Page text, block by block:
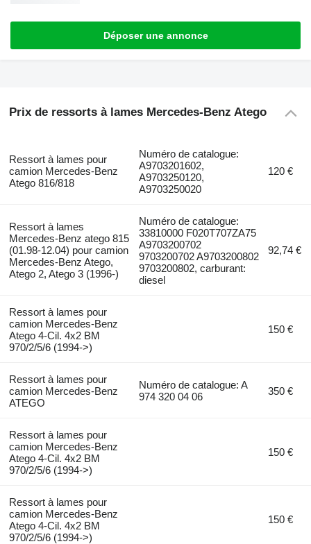
Déposer une annonce
Prix de ressorts à lames Mercedes-Benz Atego
Ressort à lames pour
camion Mercedes-Benz
Atego 816/818
Numéro de catalogue:
A9703201602,
A9703250120,
A9703250020
120 €
Ressort à lames
Mercedes-Benz atego 815
(01.98-12.04) pour camion
Mercedes-Benz Atego,
Atego 2, Atego 3 (1996-)
Numéro de catalogue:
33810000 F020T707ZA75
A9703200702
9703200702 A9703200802
9703200802, carburant:
diesel
92,74 €
Ressort à lames pour
camion Mercedes-Benz
Atego 4-Cil. 4x2 BM
970/2/5/6 (1994->)
150 €
Ressort à lames pour
camion Mercedes-Benz
ATEGO
Numéro de catalogue: A
974 320 04 06
350 €
Ressort à lames pour
camion Mercedes-Benz
Atego 4-Cil. 4x2 BM
970/2/5/6 (1994->)
150 €
Ressort à lames pour
camion Mercedes-Benz
Atego 4-Cil. 4x2 BM
970/2/5/6 (1994->)
150 €